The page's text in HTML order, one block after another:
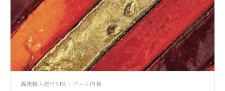
高級輸入建材SPA・プール内装